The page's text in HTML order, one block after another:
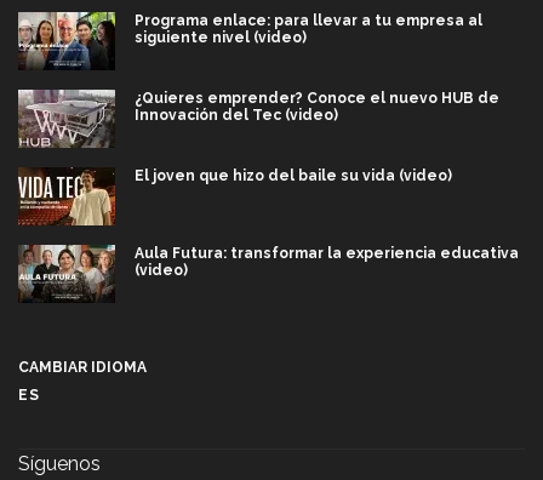
Programa enlace: para llevar a tu empresa al
siguiente nivel (video)
¿Quieres emprender? Conoce el nuevo HUB de
Innovación del Tec (video)
El joven que hizo del baile su vida (video)
Aula Futura: transformar la experiencia educativa
(video)
CAMBIAR IDIOMA
ES
Síguenos